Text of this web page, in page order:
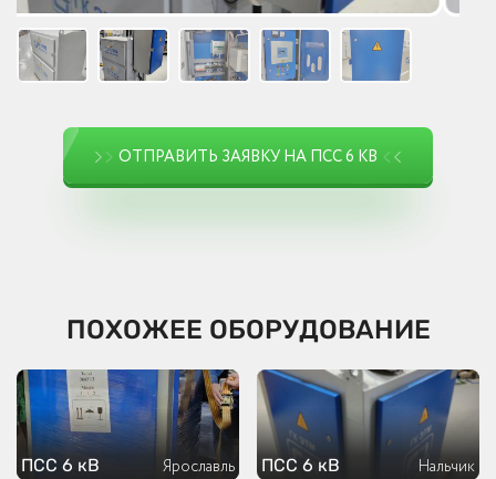
ОТПРАВИТЬ ЗАЯВКУ НА ПСС 6 КВ
ПОХОЖЕЕ ОБОРУДОВАНИЕ
ПСС 6 кВ Ярославль ПСС 6 кВ Нальчик